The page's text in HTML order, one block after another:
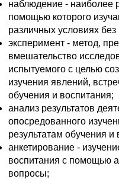
наблюдение - наиболее
помощью которого
различных условиях
эксперимент - метод,
вмешательство
испытуемого с целью
изучения явлений,
обучения и воспитания;
анализ результатов
опосредованного
результатам обучения
анкетирование -
воспитания с помощью
вопросы;